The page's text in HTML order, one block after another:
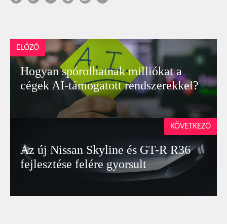
ELŐZŐ
Hogyan spórolhatnak milliókat a
cégek AI-támogatott rendszerekkel?
Az új Nissan Skyline és GT-R R36
fejlesztése felére gyorsult
KÖVETKEZŐ